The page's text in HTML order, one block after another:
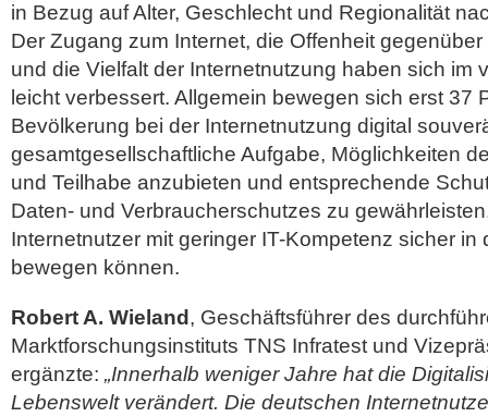
in Bezug auf Alter, Geschlecht und Regionalität
Der Zugang zum Internet, die Offenheit
und die Vielfalt der Internetnutzung haben sich im
leicht verbessert. Allgemein bewegen sich erst 37
Bevölkerung bei der Internetnutzung digital
gesamtgesellschaftliche Aufgabe, Möglichkeiten
und Teilhabe anzubieten und entsprechende
Daten- und Verbraucherschutzes zu
Internetnutzer mit geringer IT-Kompetenz sicher in
bewegen können.
Robert A. Wieland , Geschäftsführer des
Marktforschungsinstituts TNS Infratest und
ergänzte: „Innerhalb weniger Jahre hat die
Lebenswelt verändert. Die deutschen